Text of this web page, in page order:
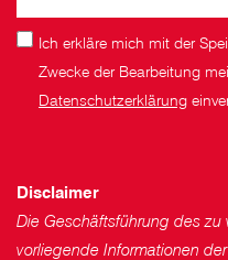
Ich erkläre mich mit der
Zwecke der Bearbeitung
Datenschutzerklärung
Disclaimer
Die Geschäftsführung des zu
vorliegende Informationen